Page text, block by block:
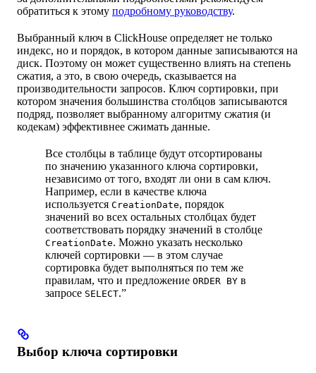
обратиться к этому подробному руководству.
Выбранный ключ в ClickHouse определяет не только
индекс, но и порядок, в котором данные записываются на
диск. Поэтому он может существенно влиять на степень
сжатия, а это, в свою очередь, сказывается на
производительности запросов. Ключ сортировки, при
котором значения большинства столбцов записываются
подряд, позволяет выбранному алгоритму сжатия (и
кодекам) эффективнее сжимать данные.
Все столбцы в таблице будут отсортированы
по значению указанного ключа сортировки,
независимо от того, входят ли они в сам ключ.
Например, если в качестве ключа
используется CreationDate, порядок
значений во всех остальных столбцах будет
соответствовать порядку значений в столбце
CreationDate. Можно указать несколько
ключей сортировки — в этом случае
сортировка будет выполняться по тем же
правилам, что и предложение ORDER BY в
запросе SELECT.”
Выбор ключа сортировки